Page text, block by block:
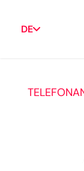
DE